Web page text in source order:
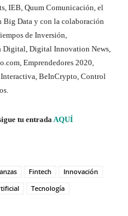
IEB, Quum Comunicación, el
Data y con la colaboración
de Inversión,
Digital, Digital Innovation News,
Emprendedores 2020,
BeInCrypto, Control
tu entradaAQUÍ
Fintech
Innovación
Tecnología